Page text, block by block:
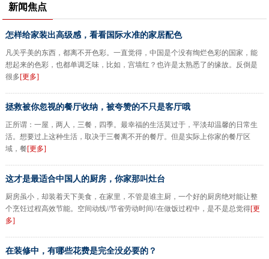
新闻焦点
怎样给家装出高级感，看看国际水准的家居配色
凡关乎美的东西，都离不开色彩。一直觉得，中国是个没有绚烂色彩的国家，能
想起来的色彩，也都单调乏味，比如，宫墙红？也许是太熟悉了的缘故。反倒是
很多[更多]
拯救被你忽视的餐厅收纳，被夸赞的不只是客厅哦
正所谓：一屋，两人，三餐，四季。最幸福的生活莫过于，平淡却温馨的日常生
活。想要过上这种生活，取决于三餐离不开的餐厅。但是实际上你家的餐厅区
域，餐[更多]
这才是最适合中国人的厨房，你家那叫灶台
厨房虽小，却装着天下美食，在家里，不管是谁主厨，一个好的厨房绝对能让整
个烹饪过程高效节能。空间动线//节省劳动时间//在做饭过程中，是不是总觉得[更
多]
在装修中，有哪些花费是完全没必要的？